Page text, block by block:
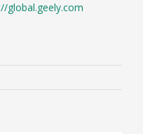
global.geely.com